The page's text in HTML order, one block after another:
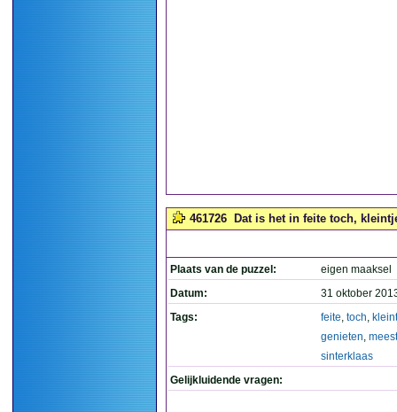
461726 Dat is het in feite toch,
Plaats van de puzzel:
eigen maaksel
Datum:
31 oktober
Tags:
feite, toch,
genieten, meest
sinterklaas
Gelijkluidende vragen: